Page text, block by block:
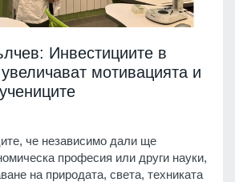
Инвестициите в
мотивацията и
че независимо дали ще
професия или други науки,
на природата, света, техниката